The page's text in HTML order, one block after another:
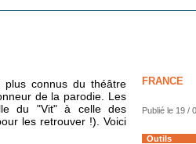
connus du théâtre
de la parodie. Les
du "Vit" à celle des
les retrouver !). Voici
FRANCE
Publié le 19 /
Outils